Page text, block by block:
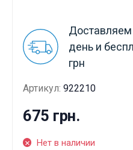
день и
грн
Артикул: 922210
675 грн.
Нет в наличии